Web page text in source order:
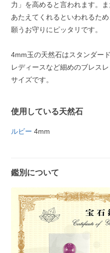
力」を高めると言われます。
あたえてくれるといわれるた
願うお守りにピッタリです。
4mm玉の天然石はスタンダー
レディースなど細めのブレス
サイズです。
使用している天然石
ルビー 4mm
鑑別について